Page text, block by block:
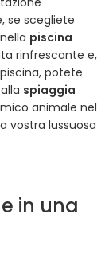
se scegliete
piscina
rinfrescante e,
potete
spiaggia
animale nel
vostra lussuosa
in una